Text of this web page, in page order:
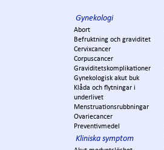
Gynekologi
Abort
Befruktning och graviditet
Cervixcancer
Corpuscancer
Graviditetskomplikationer
Gynekologisk akut buk
Klåda och flytningar i
underlivet
Menstruationsrubbningar
Ovariecancer
Preventivmedel
Kliniska symptom